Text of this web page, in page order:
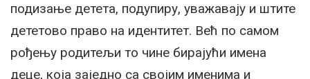
подизање детета, подупиру, уважавају и штите
дететово право на идентитет. Већ по самом
рођењу родитељи то чине бирајући имена
деце, која заједно са својим именима и